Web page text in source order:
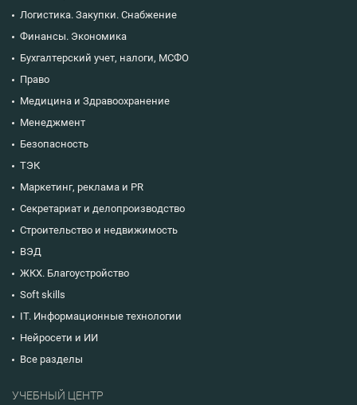
Логистика. Закупки. Снабжение
Финансы. Экономика
Бухгалтерский учет, налоги, МСФО
Право
Медицина и Здравоохранение
Менеджмент
Безопасность
ТЭК
Маркетинг, реклама и PR
Секретариат и делопроизводство
Строительство и недвижимость
ВЭД
ЖКХ. Благоустройство
Soft skills
IT. Информационные технологии
Нейросети и ИИ
Все разделы
УЧЕБНЫЙ ЦЕНТР